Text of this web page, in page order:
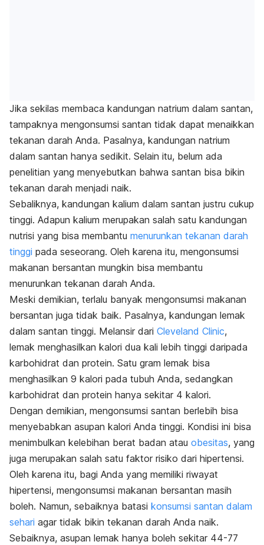
Jika sekilas membaca kandungan natrium dalam santan,
tampaknya mengonsumsi santan tidak dapat menaikkan
tekanan darah Anda. Pasalnya, kandungan natrium
dalam santan hanya sedikit. Selain itu, belum ada
penelitian yang menyebutkan bahwa santan bisa bikin
tekanan darah menjadi naik.
Sebaliknya, kandungan kalium dalam santan justru cukup
tinggi. Adapun kalium merupakan salah satu kandungan
nutrisi yang bisa membantu menurunkan tekanan darah
tinggi pada seseorang. Oleh karena itu, mengonsumsi
makanan bersantan mungkin bisa membantu
menurunkan tekanan darah Anda.
Meski demikian, terlalu banyak mengonsumsi makanan
bersantan juga tidak baik. Pasalnya, kandungan lemak
dalam santan tinggi. Melansir dari Cleveland Clinic,
lemak menghasilkan kalori dua kali lebih tinggi daripada
karbohidrat dan protein. Satu gram lemak bisa
menghasilkan 9 kalori pada tubuh Anda, sedangkan
karbohidrat dan protein hanya sekitar 4 kalori.
Dengan demikian, mengonsumsi santan berlebih bisa
menyebabkan asupan kalori Anda tinggi. Kondisi ini bisa
menimbulkan kelebihan berat badan atau obesitas, yang
juga merupakan salah satu faktor risiko dari hipertensi.
Oleh karena itu, bagi Anda yang memiliki riwayat
hipertensi, mengonsumsi makanan bersantan masih
boleh. Namun, sebaiknya batasi konsumsi santan dalam
sehari agar tidak bikin tekanan darah Anda naik.
Sebaiknya, asupan lemak hanya boleh sekitar 44-77